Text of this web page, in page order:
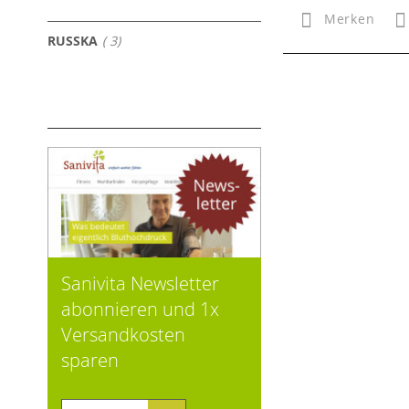
Merken
RUSSKA 3Artikel
Sanivita Newsletter
abonnieren und 1x
Versandkosten
sparen